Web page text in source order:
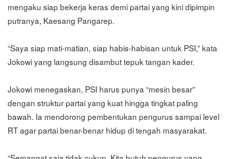
mengaku siap bekerja keras demi partai yang kini dipimpin
putranya, Kaesang Pangarep.
“Saya siap mati-matian, siap habis-habisan untuk PSI,” kata
Jokowi yang langsung disambut tepuk tangan kader.
Jokowi menegaskan, PSI harus punya “mesin besar”
dengan struktur partai yang kuat hingga tingkat paling
bawah. Ia mendorong pembentukan pengurus sampai level
RT agar partai benar-benar hidup di tengah masyarakat.